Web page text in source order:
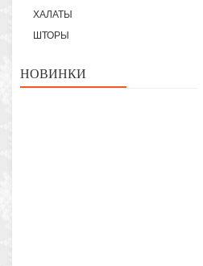
ХАЛАТЫ
ШТОРЫ
НОВИНКИ